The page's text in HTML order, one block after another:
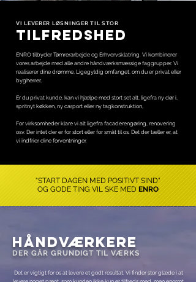
VI LEVERER LØSNINGER TIL STOR
TILFREDSHED
ENRO tilbyder Tømrerarbejde og Erhvervsklatring. Vi kombinerer
vores arbejde med alle andre håndværksmæssige faggrupper. Vi
realiserer dine drømme, Ligegyldig omfanget, om du er privat eller
bygherrer,
Er du privat kunde, kan vi hjælpe med stort set alt, ligefra ny dør i,
spritnyt køkken, ny carport eller ny tagkonstruktion,
For virksomheder klare vi alt ligefra facaderengøring, renovering
osv. Der intet der er for stort eller for småt til os. Det der tæller er, at
vi indfrier dine forventninger.
"START DAGEN MED POSITIVT SIND"
OG GODE TING VIL SKE MED ENRO
Håndværkere
DER GÅR GRUNDIGT TIL VÆRKS
Det er vigtigt for os at levere et godt resultat. Vi finder stor glæde i at